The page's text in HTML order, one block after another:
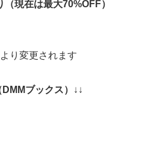
現在は最大70%OFF）
り変更されます
ブックス） ↓↓